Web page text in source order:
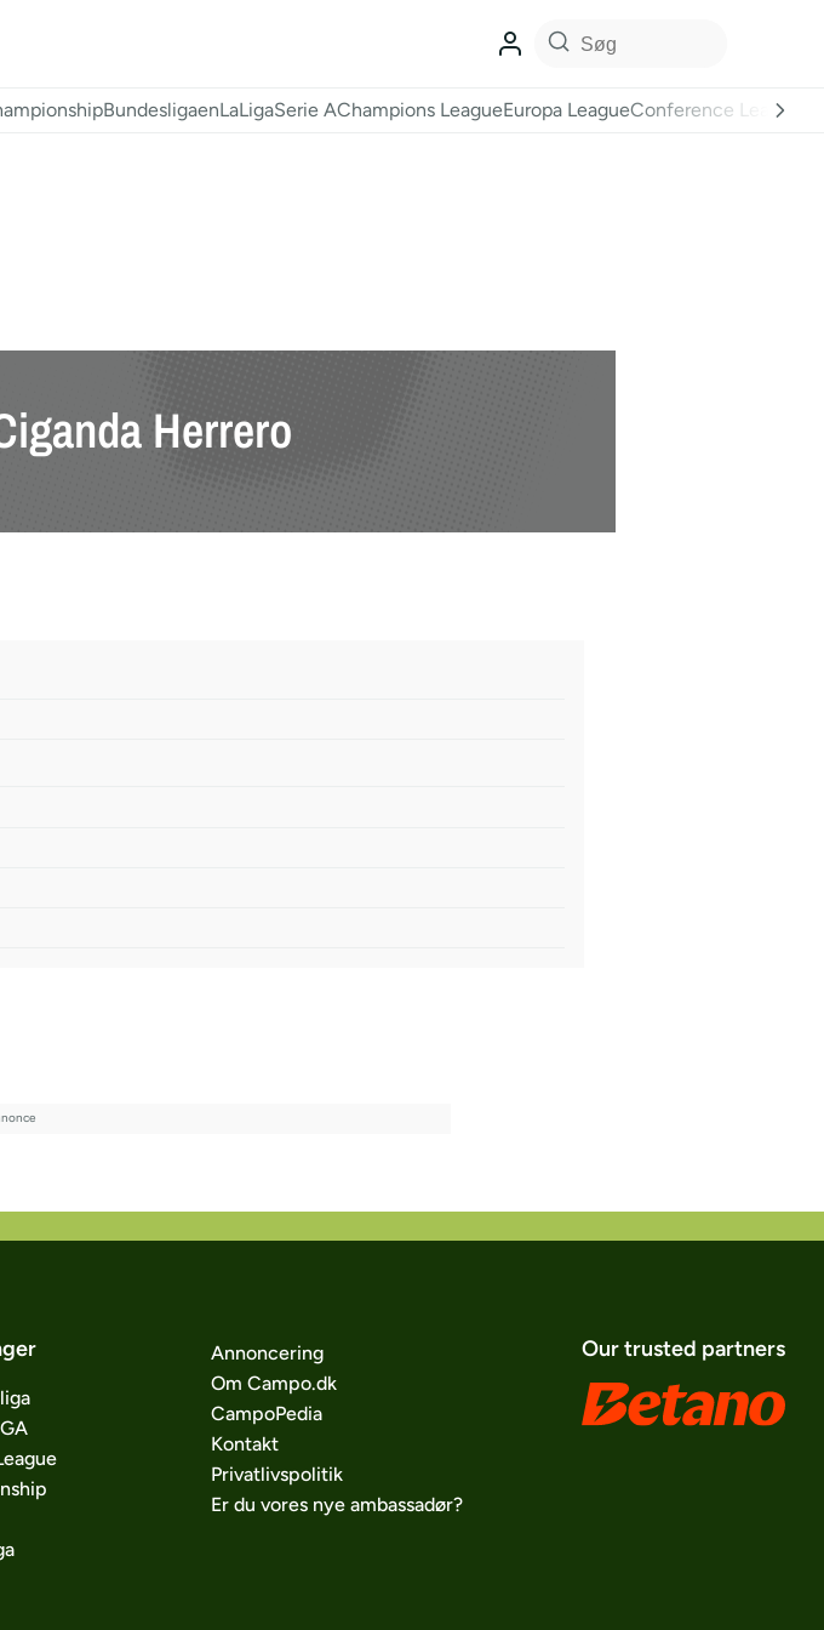
BundesligaenLaLigaSerie AChampions LeagueEuropa LeagueConference League
Herrero
Annoncering
Om Campo.dk
CampoPedia
Kontakt
Privatlivspolitik
Er du vores nye ambassadør?
Our trusted partners